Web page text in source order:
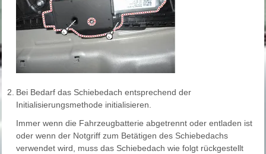
2. Bei Bedarf das Schiebedach entsprechend der
Initialisierungsmethode initialisieren.
Immer wenn die Fahrzeugbatterie abgetrennt oder entladen ist
oder wenn der Notgriff zum Betätigen des Schiebedachs
verwendet wird, muss das Schiebedach wie folgt rückgestellt